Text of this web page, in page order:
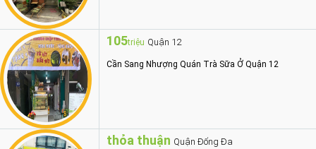
105triệu Quận 12
Cần Sang Nhượng Quán Trà Sữa Ở Quận 12
thỏa thuận Quận Đống Đa